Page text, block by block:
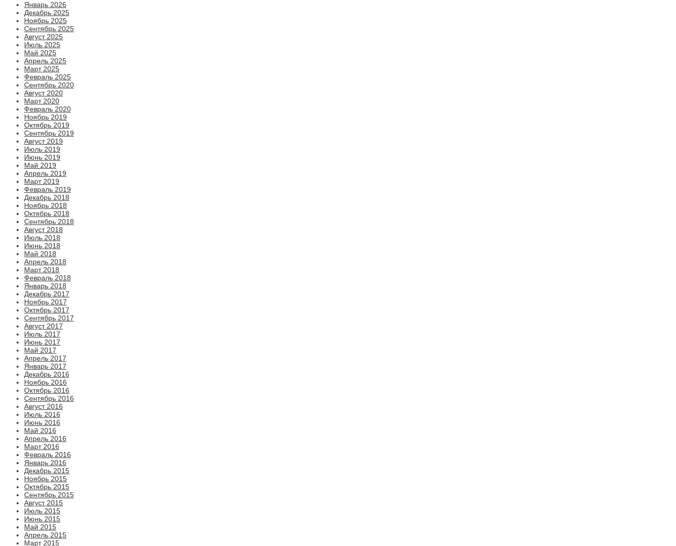
Январь 2026
Декабрь 2025
Ноябрь 2025
Сентябрь 2025
Август 2025
Июль 2025
Май 2025
Апрель 2025
Март 2025
Февраль 2025
Сентябрь 2020
Август 2020
Март 2020
Февраль 2020
Ноябрь 2019
Октябрь 2019
Сентябрь 2019
Август 2019
Июль 2019
Июнь 2019
Май 2019
Апрель 2019
Март 2019
Февраль 2019
Декабрь 2018
Ноябрь 2018
Октябрь 2018
Сентябрь 2018
Август 2018
Июль 2018
Июнь 2018
Май 2018
Апрель 2018
Март 2018
Февраль 2018
Январь 2018
Декабрь 2017
Ноябрь 2017
Октябрь 2017
Сентябрь 2017
Август 2017
Июль 2017
Июнь 2017
Май 2017
Апрель 2017
Январь 2017
Декабрь 2016
Ноябрь 2016
Октябрь 2016
Сентябрь 2016
Август 2016
Июль 2016
Июнь 2016
Май 2016
Апрель 2016
Март 2016
Февраль 2016
Январь 2016
Декабрь 2015
Ноябрь 2015
Октябрь 2015
Сентябрь 2015
Август 2015
Июль 2015
Июнь 2015
Май 2015
Апрель 2015
Март 2015